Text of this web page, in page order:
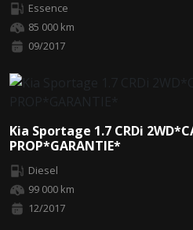
Essence
85 000 km
09/2017
Kia Sportage 1.7 CRDi
PROP*GARANTIE*
Diesel
99 000 km
12/2017